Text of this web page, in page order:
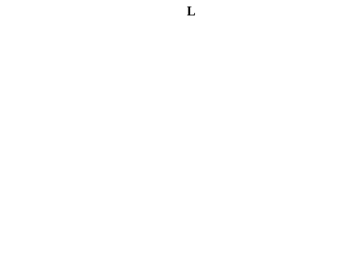
Llunes